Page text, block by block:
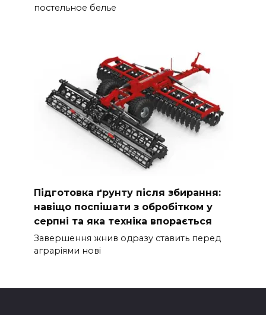
постельное белье
Підготовка ґрунту після збирання:
навіщо поспішати з обробітком у
серпні та яка техніка впорається
Завершення жнив одразу ставить перед
аграріями нові